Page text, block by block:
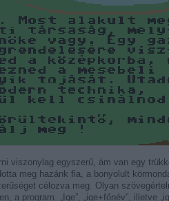
viszonylag egyszerű, ám van egy
meg hazánk fia, a bonyolult
célozva meg. Olyan
a program. „Ige”, „ige+főnév”, illetve